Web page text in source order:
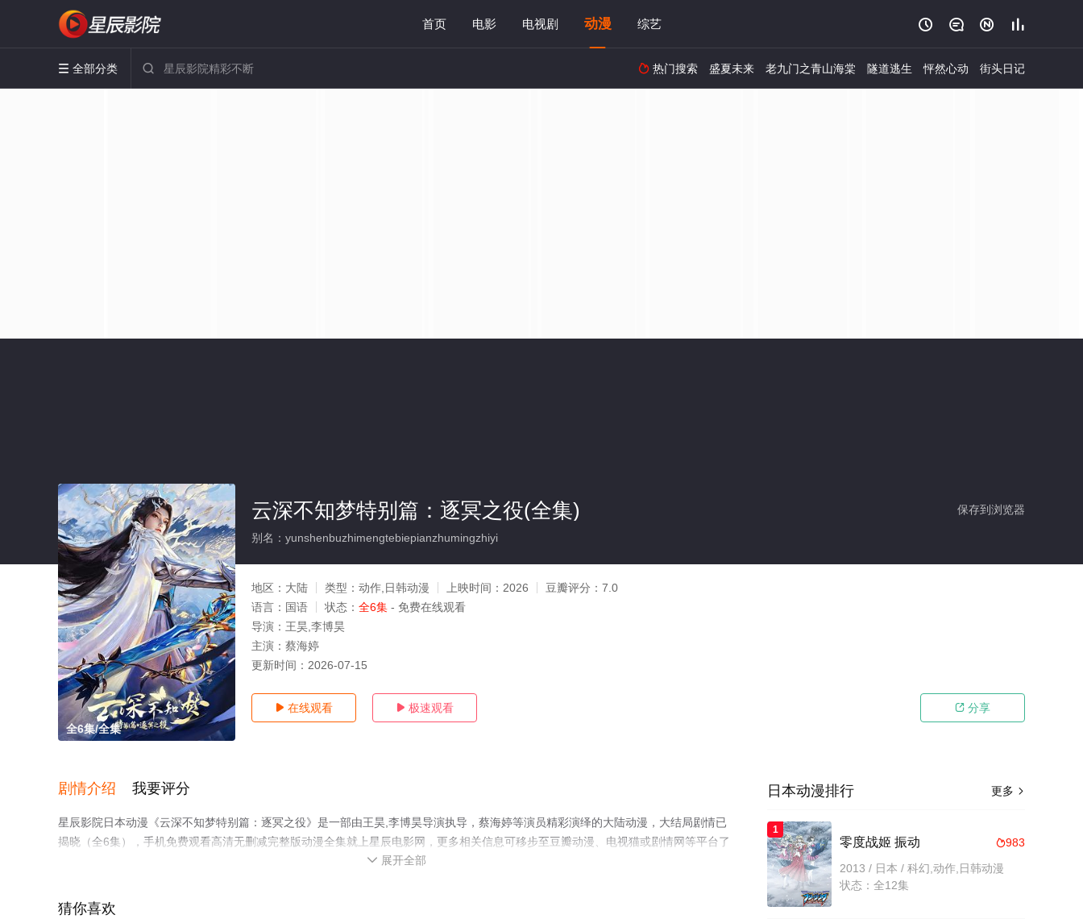
首页 电影 电视剧 动漫 综艺    
 全部分类   热门搜索 盛夏未来 老九门之青山海棠 隧道逃生 怦然心动 街头日记
全6集/全集
保存到浏览器
云深不知梦特别篇：逐冥之役(全集)
别名：yunshenbuzhimengtebiepianzhumingzhiyi
地区： 大陆 类型： 动作,日韩动漫 上映时间： 2026 豆瓣评分： 7.0
语言： 国语 状态： 全6集 - 免费在线观看
导演： 王昊,李博昊
主演： 蔡海婷
更新时间： 2026-07-15
 在线观看  极速观看  分享
剧情介绍 我要评分
星辰影院日本动漫《云深不知梦特别篇：逐冥之役》是一部由王昊,李博昊导演执导，蔡海婷等演员精彩演绎的大陆动漫，大结局剧情已
揭晓（全6集），手机免费观看高清无删减完整版动漫全集就上星辰电影网，更多相关信息可移步至豆瓣动漫、电视猫或剧情网等平台了
 展开全部
猜你喜欢
更多 
日本动漫排行
1
983
零度战姬 振动
2013 / 日本 / 科幻,动作,日韩动漫
状态：全12集